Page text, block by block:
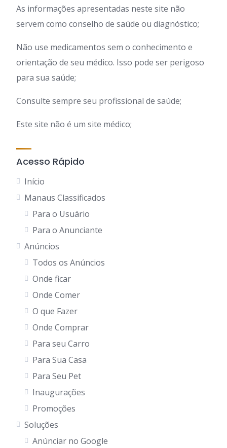
As informações apresentadas neste site não
servem como conselho de saúde ou diagnóstico;
Não use medicamentos sem o conhecimento e
orientação de seu médico. Isso pode ser perigoso
para sua saúde;
Consulte sempre seu profissional de saúde;
Este site não é um site médico;
Acesso Rápido
Início
Manaus Classificados
Para o Usuário
Para o Anunciante
Anúncios
Todos os Anúncios
Onde ficar
Onde Comer
O que Fazer
Onde Comprar
Para seu Carro
Para Sua Casa
Para Seu Pet
Inaugurações
Promoções
Soluções
Anúnciar no Google